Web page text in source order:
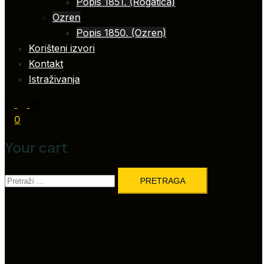
Ozren
Popis 1850. (Ozren)
Korišteni izvori
Kontakt
Istraživanja
0
Your cart
Pretraga: